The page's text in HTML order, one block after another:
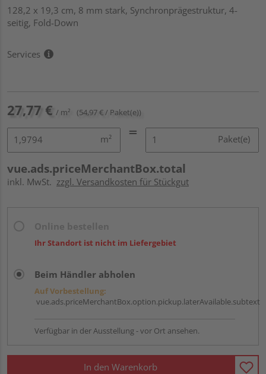
128,2 x 19,3 cm, 8 mm stark, Synchronprägestruktur, 4-
seitig, Fold-Down
Services
27,77 € / m² (54,97 € / Paket(e))
m² Paket(e)
vue.ads.priceMerchantBox.total
inkl. MwSt. zzgl. Versandkosten für Stückgut
Ihr Standort ist nicht im Liefergebiet
Beim Händler abholen
Auf Vorbestellung:
vue.ads.priceMerchantBox.option.pickup.laterAvailable.subtext
Verfügbar in der Ausstellung - vor Ort ansehen.
In den Warenkorb